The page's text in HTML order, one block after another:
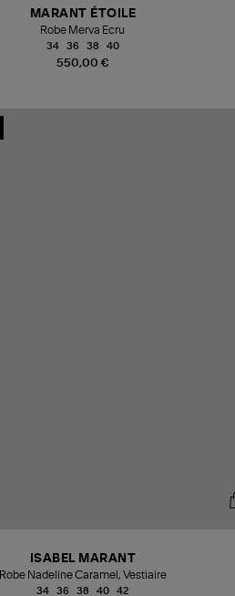
550,00 €
MARANT ÉTOILE
Robe Merva Ecru
34 36 38 40
ISABEL MARANT
Robe Nadeline Caramel, Vestiaire
34 36 38 40 42